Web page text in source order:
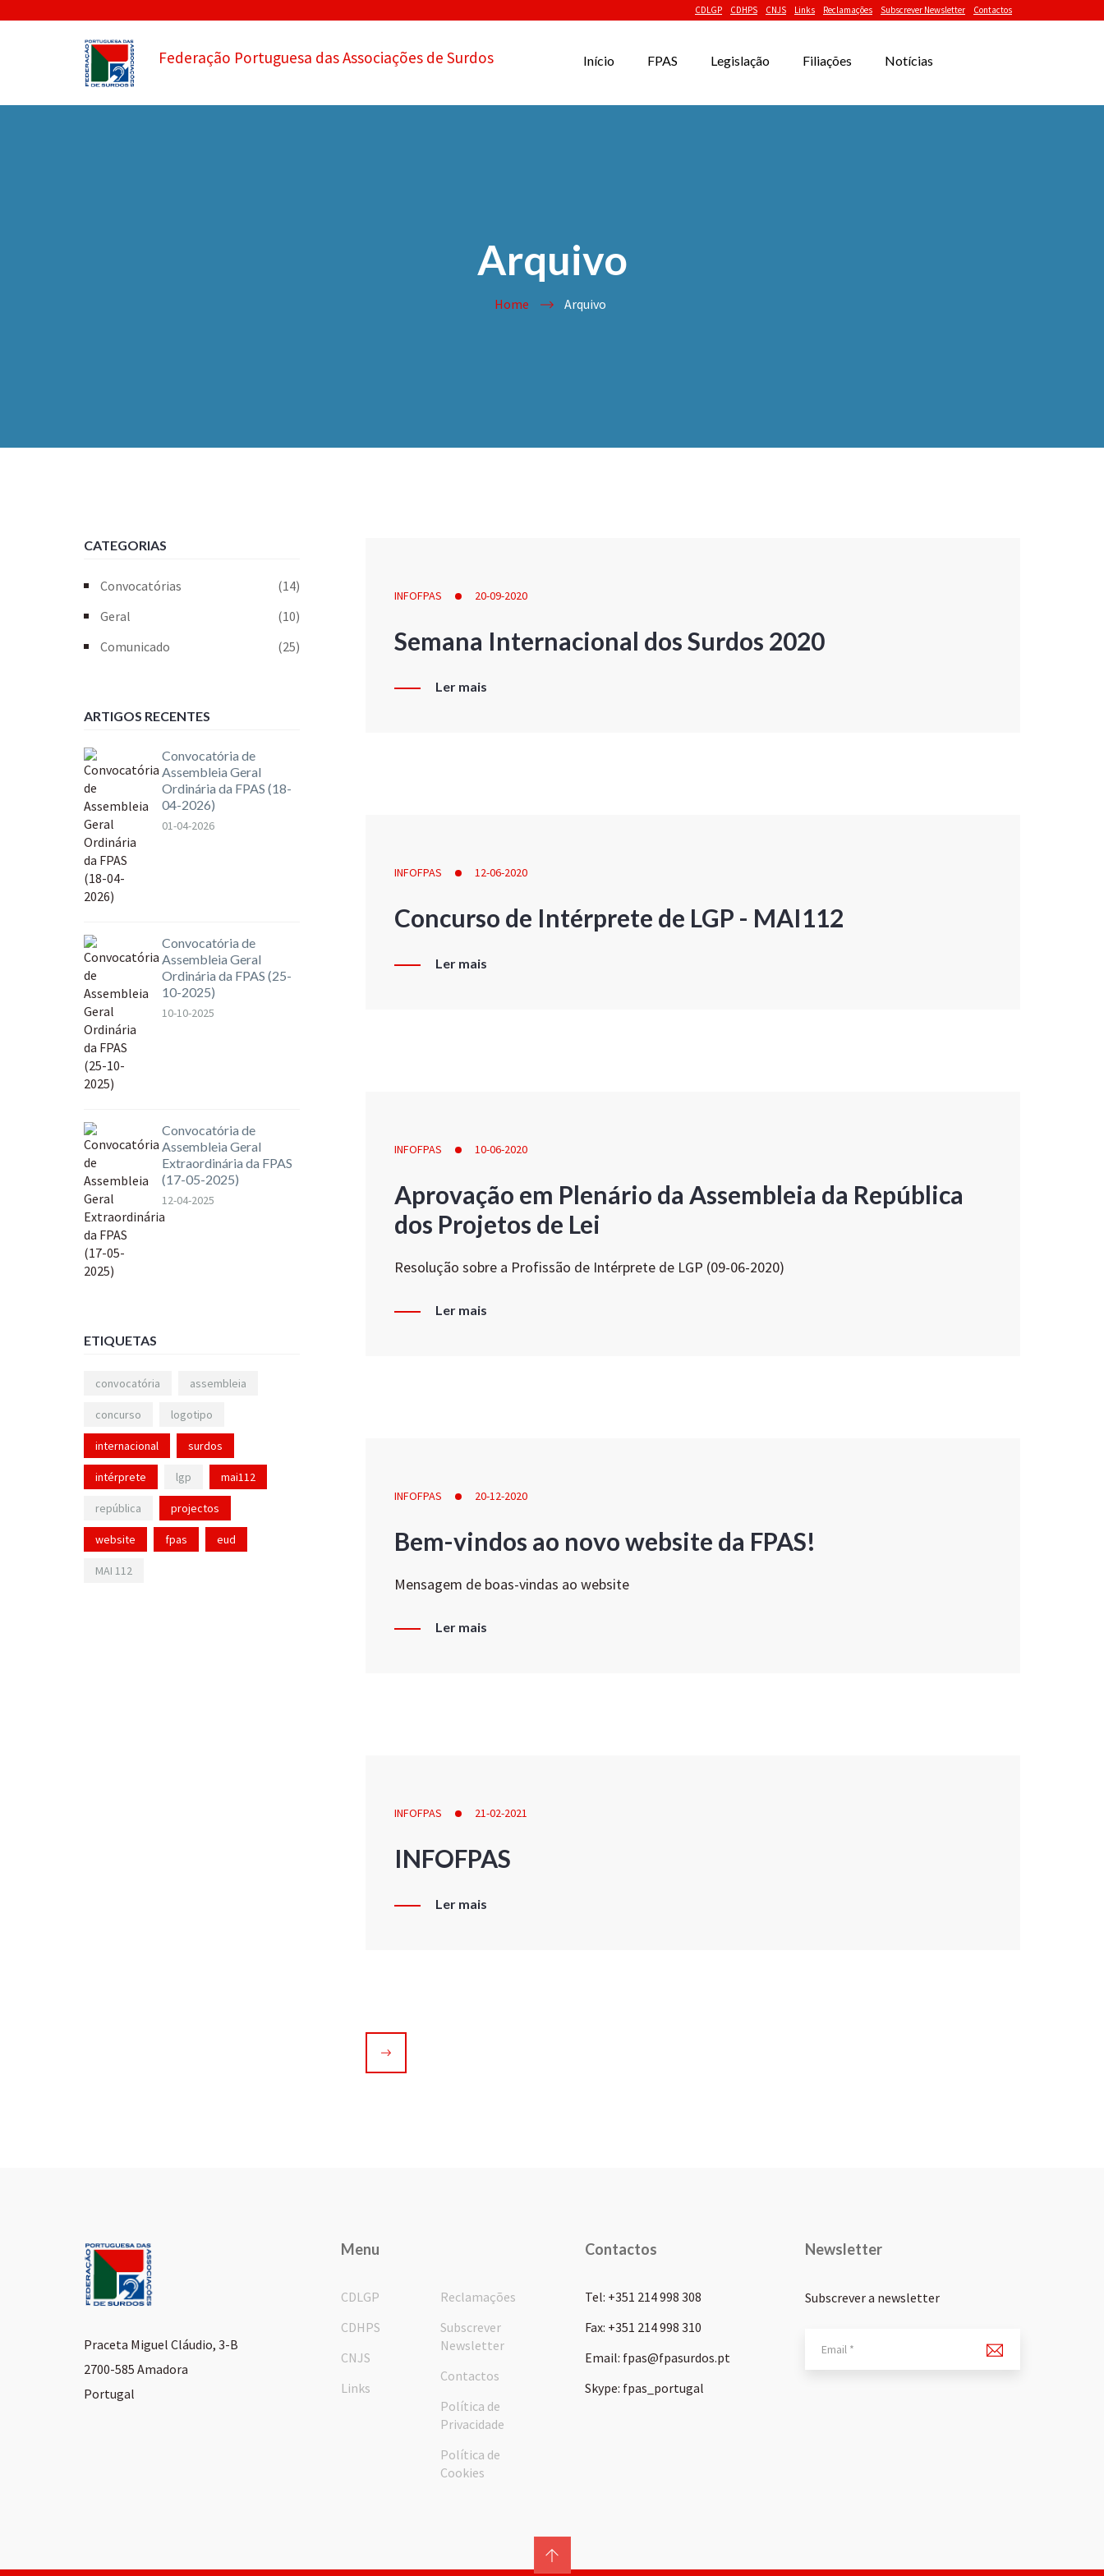
CDLGP CDHPS CNJS Links Reclamações Subscrever Newsletter Contactos
Federação Portuguesa das Associações de Surdos Início FPAS Legislação Filiações Notícias
Arquivo
Home Arquivo
INFOFPAS 20-09-2020
Semana Internacional dos Surdos 2020
Ler mais
INFOFPAS 12-06-2020
Concurso de Intérprete de LGP - MAI112
Ler mais
INFOFPAS 10-06-2020
Aprovação em Plenário da Assembleia da República
dos Projetos de Lei
Resolução sobre a Profissão de Intérprete de LGP (09-06-2020)
Ler mais
INFOFPAS 20-12-2020
Bem-vindos ao novo website da FPAS!
Mensagem de boas-vindas ao website
Ler mais
INFOFPAS 21-02-2021
INFOFPAS
Ler mais
CATEGORIAS
Convocatórias
(14)
Geral
(10)
Comunicado
(25)
ARTIGOS RECENTES
Convocatória de
Assembleia Geral
Ordinária da FPAS (18-
04-2026)
01-04-2026
Convocatória de
Assembleia Geral
Ordinária da FPAS (25-
10-2025)
10-10-2025
Convocatória de
Assembleia Geral
Extraordinária da FPAS
(17-05-2025)
12-04-2025
ETIQUETAS
convocatória assembleia
concurso logotipo
internacional surdos
intérprete lgp mai112
república projectos
website fpas eud
MAI 112
Praceta Miguel Cláudio, 3-B
2700-585 Amadora
Portugal
Menu
CDLGP
CDHPS
CNJS
Links
Reclamações
Subscrever
Newsletter
Contactos
Política de
Privacidade
Política de
Cookies
Contactos
Tel: +351 214 998 308
Fax: +351 214 998 310
Email: fpas@fpasurdos.pt
Skype: fpas_portugal
Newsletter
Subscrever a newsletter